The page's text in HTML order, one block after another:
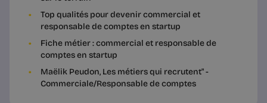
Top qualités pour devenir commercial et
responsable de comptes en startup
Fiche métier : commercial et responsable de
comptes en startup
Maëlik Peudon, Les métiers qui recrutent" -
Commerciale/Responsable de comptes